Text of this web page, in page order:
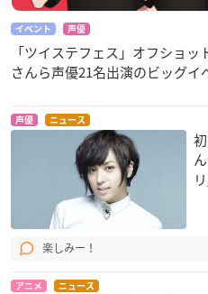
イベント 声優
「ツイステフェス」オフショ
さんら声優21名出演のビッグイ
声優 ニュース
楽しみー！
アニメ ニュース